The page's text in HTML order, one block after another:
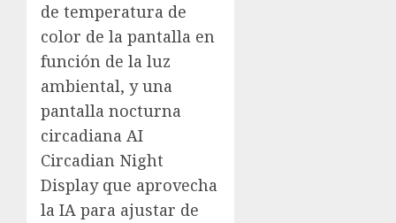
de temperatura de
color de la pantalla en
función de la luz
ambiental, y una
pantalla nocturna
circadiana AI
Circadian Night
Display que aprovecha
la IA para ajustar de